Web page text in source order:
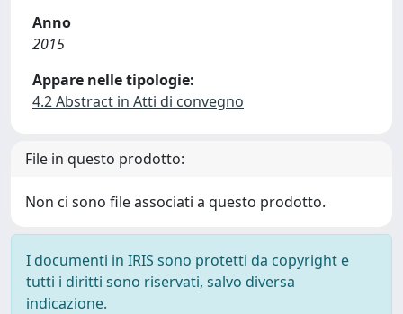
Anno
2015
Appare nelle tipologie:
4.2 Abstract in Atti di convegno
File in questo prodotto:
Non ci sono file associati a questo prodotto.
I documenti in IRIS sono protetti da copyright e
tutti i diritti sono riservati, salvo diversa
indicazione.